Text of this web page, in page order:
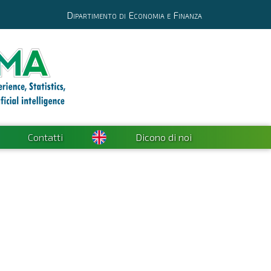
Dipartimento di Economia e Finanza
Contatti Dicono di noi